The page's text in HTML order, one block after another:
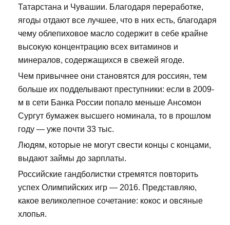
Татарстана и Чувашии. Благодаря переработке,
ягоды отдают все лучшее, что в них есть, благодаря
чему облепиховое масло содержит в себе крайне
высокую концентрацию всех витаминов и
минералов, содержащихся в свежей ягоде.
Чем привычнее они становятся для россиян, тем
больше их подделывают преступники: если в 2009-
м в сети Банка России попало меньше Ансомон
Сургут бумажек высшего номинала, то в прошлом
году — уже почти 33 тыс.
Людям, которые не могут свести концы с концами,
выдают займы до зарплаты.
Российские гандболистки стремятся повторить
успех Олимпийских игр — 2016. Представляю,
какое великолепное сочетание: кокос и овсяные
хлопья.